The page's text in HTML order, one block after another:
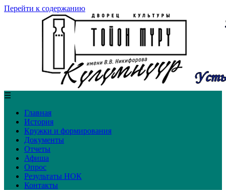
Перейти к содержанию
☰
Главная
История
Кружки и формирования
Документы
Отчеты
Афиша
Опрос
Результаты НОК
Контакты